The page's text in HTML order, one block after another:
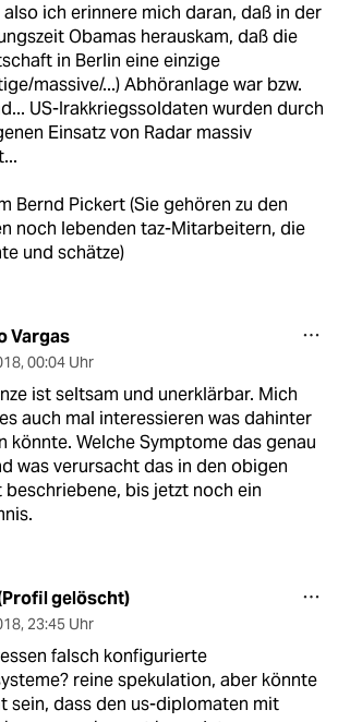
also ich erinnere mich daran, daß in der
Obamas herauskam, daß die
in Berlin eine einzige
massive/...) Abhöranlage war bzw.
US-Irakkriegssoldaten wurden durch
Einsatz von Radar massiv
Bernd Pickert (Sie gehören zu den
noch lebenden taz-Mitarbeitern, die
und schätze)
Vargas
, 00:04 Uhr
ist seltsam und unerklärbar. Mich
auch mal interessieren was dahinter
könnte. Welche Symptome das genau
was verursacht das in den obigen
beschriebene, bis jetzt noch ein
gelöscht)
, 23:45 Uhr
falsch konfigurierte
reine spekulation, aber könnte
sein, dass den us-diplomaten mit